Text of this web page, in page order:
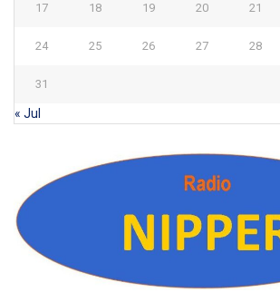
17 18 19 20 21
24 25 26 27 28
31
« Jul